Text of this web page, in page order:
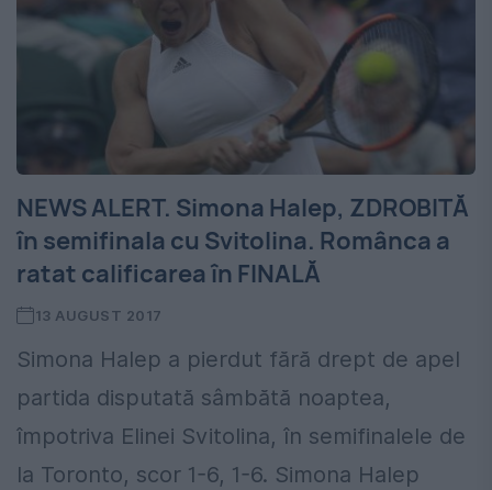
NEWS ALERT. Simona Halep, ZDROBITĂ
în semifinala cu Svitolina. Românca a
ratat calificarea în FINALĂ
13 AUGUST 2017
Simona Halep a pierdut fără drept de apel
partida disputată sâmbătă noaptea,
împotriva Elinei Svitolina, în semifinalele de
la Toronto, scor 1-6, 1-6. Simona Halep